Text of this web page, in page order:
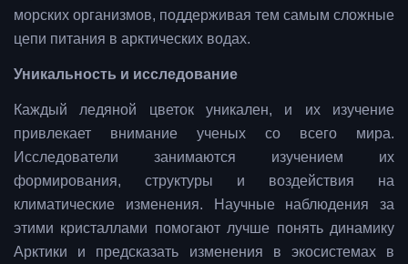
морских организмов, поддерживая тем самым сложные
цепи питания в арктических водах.
Уникальность и исследование
Каждый ледяной цветок уникален, и их изучение
привлекает внимание ученых со всего мира.
Исследователи занимаются изучением их
формирования, структуры и воздействия на
климатические изменения. Научные наблюдения за
этими кристаллами помогают лучше понять динамику
Арктики и предсказать изменения в экосистемах в